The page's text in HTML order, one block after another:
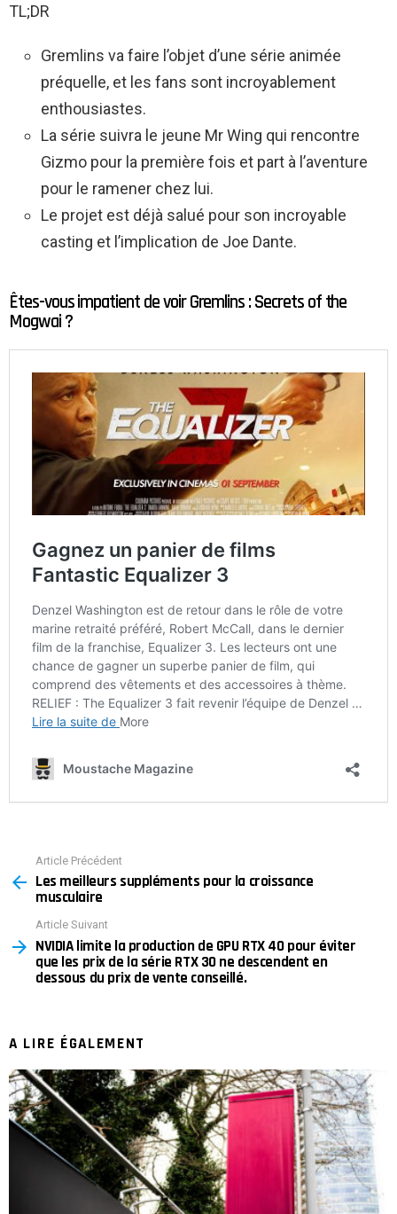
TL;DR
Gremlins va faire l’objet d’une série animée
préquelle, et les fans sont incroyablement
enthousiastes.
La série suivra le jeune Mr Wing qui rencontre
Gizmo pour la première fois et part à l’aventure
pour le ramener chez lui.
Le projet est déjà salué pour son incroyable
casting et l’implication de Joe Dante.
Êtes-vous impatient de voir Gremlins : Secrets of the
Mogwai ?
more
Article Précédent
Les meilleurs suppléments pour la croissance
musculaire
Article Suivant
NVIDIA limite la production de GPU RTX 40 pour éviter
que les prix de la série RTX 30 ne descendent en
dessous du prix de vente conseillé.
A LIRE ÉGALEMENT